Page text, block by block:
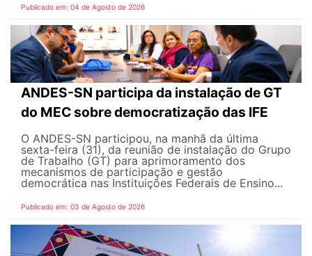
Publicado em: 04 de Agosto de 2026
ANDES-SN participa da instalação de GT
do MEC sobre democratização das IFE
O ANDES-SN participou, na manhã da última
sexta-feira (31), da reunião de instalação do Grupo
de Trabalho (GT) para aprimoramento dos
mecanismos de participação e gestão
democrática nas Instituições Federais de Ensino...
Publicado em: 03 de Agosto de 2026